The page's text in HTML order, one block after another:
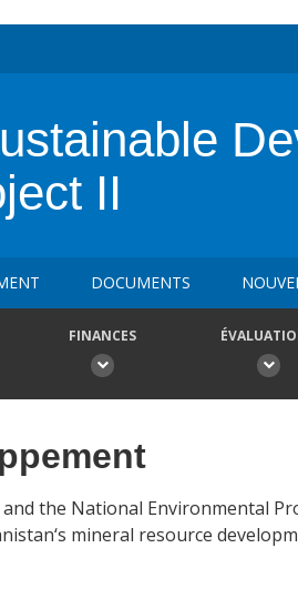
II
DOCUMENTS
FINANCES
the National Environmental
mineral resource